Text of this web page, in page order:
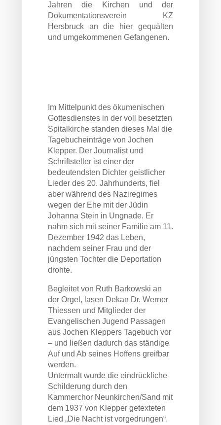
Jahren die Kirchen und der
Dokumentationsverein KZ
Hersbruck an die hier gequälten
und umgekommenen Gefangenen.
Im Mittelpunkt des ökumenischen
Gottesdienstes in der voll besetzten
Spitalkirche standen dieses Mal die
Tagebucheinträge von Jochen
Klepper. Der Journalist und
Schriftsteller ist einer der
bedeutendsten Dichter geistlicher
Lieder des 20. Jahrhunderts, fiel
aber während des Naziregimes
wegen der Ehe mit der Jüdin
Johanna Stein in Ungnade. Er
nahm sich mit seiner Familie am 11.
Dezember 1942 das Leben,
nachdem seiner Frau und der
jüngsten Tochter die Deportation
drohte.
Begleitet von Ruth Barkowski an
der Orgel, lasen Dekan Dr. Werner
Thiessen und Mitglieder der
Evangelischen Jugend Passagen
aus Jochen Kleppers Tagebuch vor
– und ließen dadurch das ständige
Auf und Ab seines Hoffens greifbar
werden.
Untermalt wurde die eindrückliche
Schilderung durch den
Kammerchor Neunkirchen/Sand mit
dem 1937 von Klepper getexteten
Lied „Die Nacht ist vorgedrungen“.